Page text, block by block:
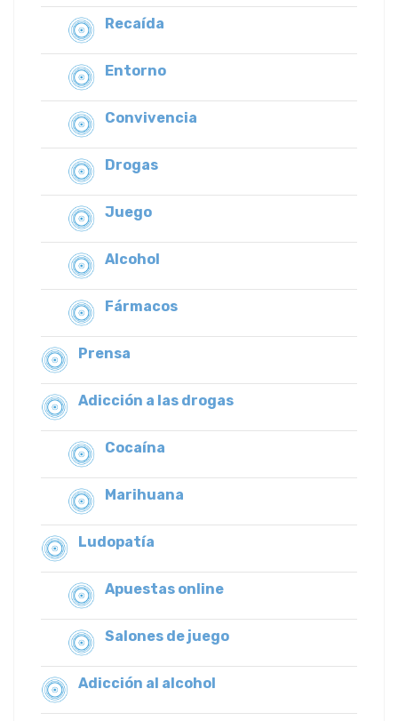
Recaída
Entorno
Convivencia
Drogas
Juego
Alcohol
Fármacos
Prensa
Adicción a las drogas
Cocaína
Marihuana
Ludopatía
Apuestas online
Salones de juego
Adicción al alcohol